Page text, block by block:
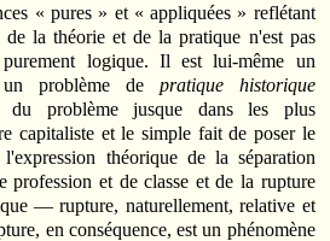
« pures » et « appliquées » reflétant
la théorie et de la pratique n'est pas
logique. Il est lui-même un
problème de pratique historique
du problème jusque dans les plus
capitaliste et le simple fait de poser le
théorique de la séparation
profession et de classe et de la rupture
— rupture, naturellement, relative et
en conséquence, est un phénomène